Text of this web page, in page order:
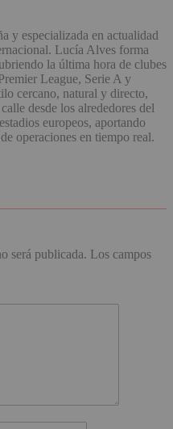
y especializada en actualidad
Lucía Alves forma
la última hora de clubes
League, Serie A y
cercano, natural y directo,
desde los alrededores del
europeos, aportando
operaciones en tiempo real.
será publicada. Los campos